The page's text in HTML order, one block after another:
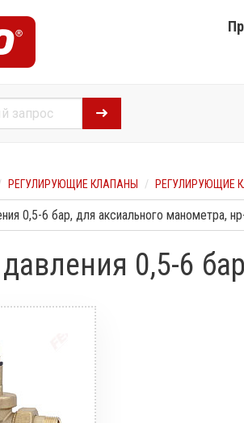
РЕГУЛИРУЮЩИЕ КЛАПАНЫ РЕГУЛИРУЮЩИЕ
0,5-6